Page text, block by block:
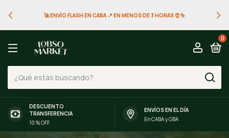
🚀 ENVÍO FLASH EN CABA 📍 EN MENOS DE 3 HORAS ⏰✨
0
DESCUENTO
TRANSFERENCIA
10 % OFF
ENVÍOS EN EL DÍA
En CABA y GBA